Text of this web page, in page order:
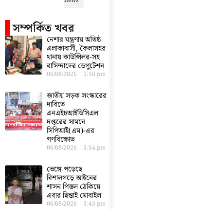
সম্পর্কিত খবর
নেশার যন্ত্রণায় অতিষ্ঠ
এলাকাবাসী, কৈলাসহর
থানায় কাউন্সিলর-সহ
বাসিন্দাদের ডেপুটেশন
06/08/2026 5:56 pm
জাতীয় সড়ক সংস্কারের
দাবিতে
এনএইচআইডিসিএল
দপ্তরের সামনে
সিপিআই(এম)-এর
গণবিক্ষোভ
06/08/2026 5:54 pm
ভেঙ্গে পড়েছে
বিশালগড়ে আইনের
শাসন পিস্তল ঠেকিয়ে
এবার ছিন্তাই মোবাইল
06/08/2026 3:43 pm